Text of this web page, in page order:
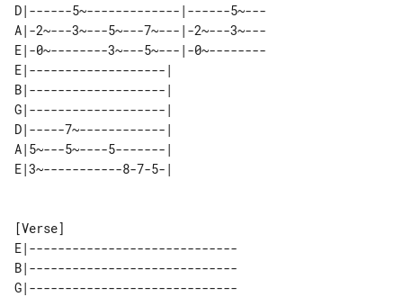
D|------5~-------------|------5~---
A|-2~---3~---5~---7~---|-2~---3~---
E|-0~--------3~---5~---|-0~--------
E|-------------------|
B|-------------------|
G|-------------------|
D|-----7~------------|
A|5~---5~----5-------|
E|-----------------------------
B|-----------------------------
G|-----------------------------